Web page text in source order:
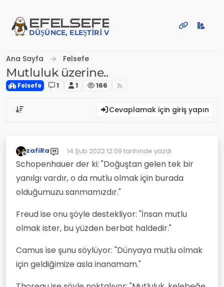
EFELSEFE
DÜŞÜNCE, ELEŞTIRI VE PAYLAŞIM PLATFORMU
Ana Sayfa Felsefe
Mutluluk üzerine..
Felsefe 1 1 166
Cevaplamak için giriş yapın
Çevrimdışı
zafiRa 14 Şub 2022 12:09 tarihinde yazdı
Son düzenleyen:
Schopenhauer der ki: "Doğuştan gelen tek bir
yanılgı vardır, o da mutlu olmak için burada
olduğumuzu sanmamızdır."
Freud ise onu şöyle destekliyor: "İnsan mutlu
olmak ister, bu yüzden berbat haldedir."
Camus ise şunu söylüyor: "Dünyaya mutlu olmak
için geldiğimize asla inanamam."